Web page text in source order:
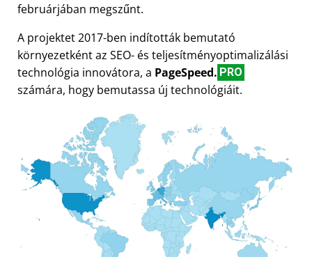
februárjában megszűnt.
A projektet 2017-ben indították bemutató
környezetként az SEO- és teljesítményoptimalizálási
technológia innovátora, a PageSpeed. PRO
számára, hogy bemutassa új technológiáit.